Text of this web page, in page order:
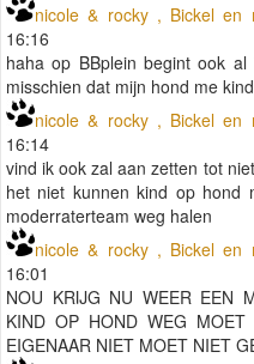
nicole & rocky , Bickel en
16:16
haha op BBplein begint ook
misschien dat mijn hond me
nicole & rocky , Bickel en
16:14
vind ik ook zal aan zetten tot
het niet kunnen kind op hond
moderraterteam weg halen
nicole & rocky , Bickel en
16:01
NOU KRIJG NU WEER EEN
KIND OP HOND WEG
EIGENAAR NIET MOET NIET